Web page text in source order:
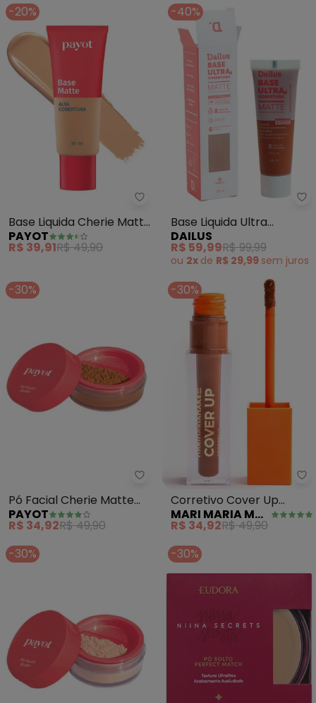
-20%
Payot - Base Liquida Cherie
Base Liquida Cherie Matte
(Cor 5) 30ml
PAYOT
R$ 39,91R$ 49,90
-40%
Base Liquida Ultra
Cobertura (D10 Escuro)
DAILUS
R$ 59,99R$ 99,99
ou 2x de R$ 29,99 sem juros
-30%
Payot - Pó Facial Cherie Matte
Pó Facial Cherie Matte
(Cor 3)
PAYOT
R$ 34,92R$ 49,90
-30%
Corretivo Cover Up
(Mm12)
MARI MARIA MAKEUP
R$ 34,92R$ 49,90
-30%
-30%